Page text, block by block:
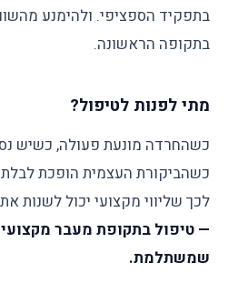
בתפקיד הספציפי. ולהימנע
בתקופה הראשונה.
מתי לפנות לטיפול?
כשהחרדה מונעת פעולה, כשיש
כשהביקורת העצמית הופכת
לכך שליווי מקצועי יכול לשנות
— טיפול בתקופת מעבר
שמשתלמת.